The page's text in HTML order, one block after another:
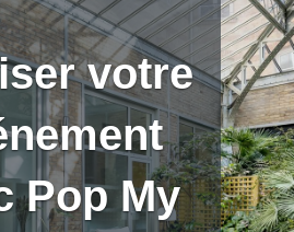
votre
Pop My